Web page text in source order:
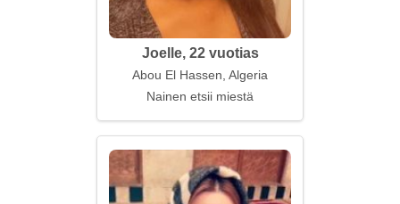
Joelle, 22 vuotias
Abou El Hassen, Algeria
Nainen etsii miestä